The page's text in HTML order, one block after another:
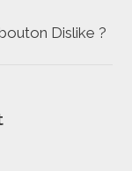
Dislike ?